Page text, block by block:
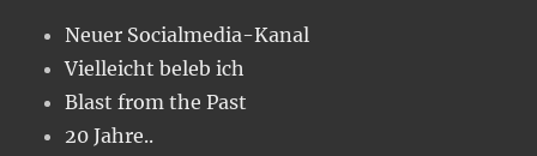
Neuer Socialmedia-Kanal
Vielleicht beleb ich
Blast from the Past
20 Jahre..